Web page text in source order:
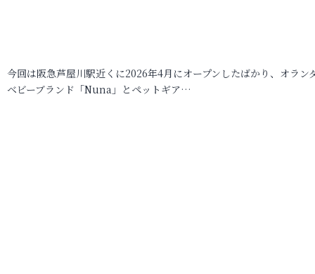
今回は阪急芦屋川駅近くに2026年4月にオープンしたばかり、オラン
ベビーブランド「Nuna」とペットギア…